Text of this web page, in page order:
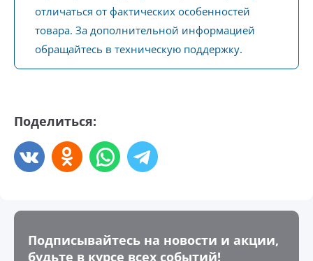
отличаться от фактических особенностей
товара. За дополнительной информацией
обращайтесь в техническую поддержку.
Поделиться:
Подписывайтесь на новости и акции,
будьте в курсе всех событий!